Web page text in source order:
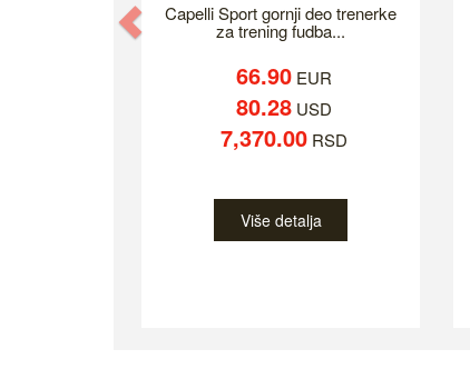
Capelli Sport gornji deo trenerke
za trening fudba...
66.90EUR
80.28USD
7,370.00RSD
Više detalja
Previous